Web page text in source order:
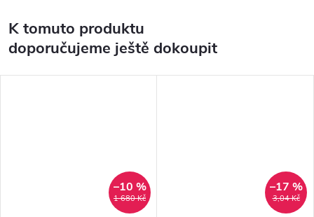
K tomuto produktu
doporučujeme ještě dokoupit
1 680 Kč
–10 %
3,04 Kč
–17 %